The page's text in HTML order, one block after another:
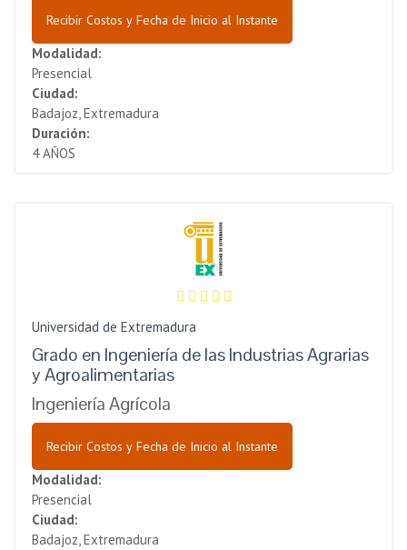
Recibir Costos y Fecha de Inicio al Instante
Modalidad:
Presencial
Ciudad:
Badajoz, Extremadura
Duración:
4 AÑOS
Universidad de Extremadura
Grado en Ingeniería de las Industrias Agrarias
y Agroalimentarias
Ingeniería Agrícola
Recibir Costos y Fecha de Inicio al Instante
Modalidad:
Presencial
Ciudad:
Badajoz, Extremadura